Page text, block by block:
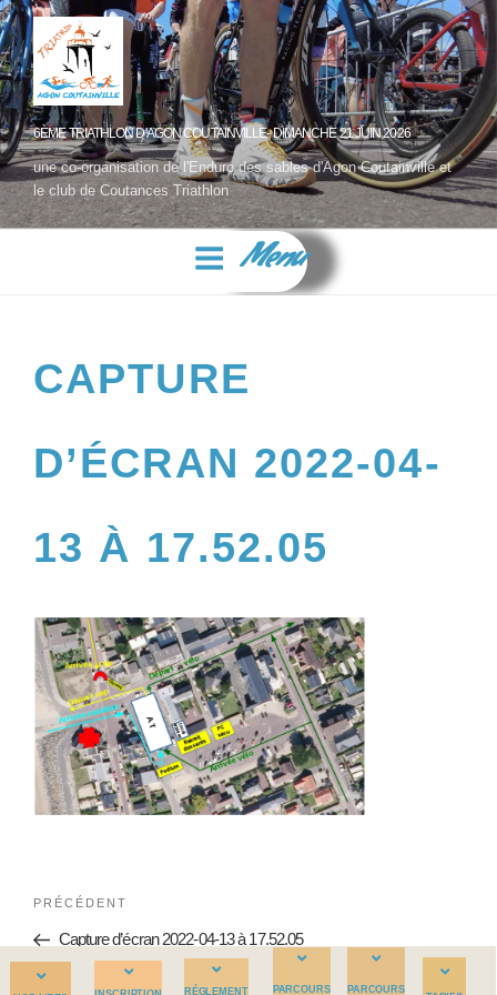
6ÈME TRIATHLON D'AGON COUTAINVILLE- DIMANCHE 21 JUIN 2026
une co-organisation de l'Enduro des sables d'Agon Coutainville et
le club de Coutances Triathlon
Menu
CAPTURE
D’ÉCRAN 2022-04-
13 À 17.52.05
PRÉCÉDENT
Capture d’écran 2022-04-13 à 17.52.05
PARCOURS
PARCOURS
RÉGLEMENT